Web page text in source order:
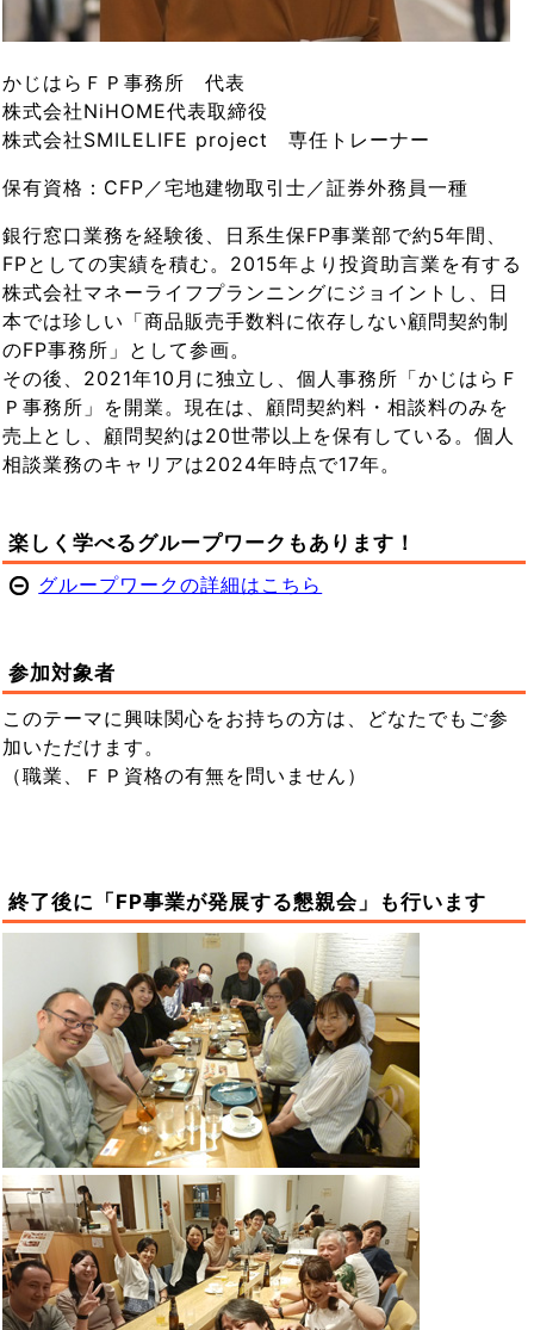
かじはらＦＰ事務所 代表
株式会社NiHOME代表取締役
株式会社SMILELIFE project 専任トレーナー
保有資格：CFP／宅地建物取引士／証券外務員一種
銀行窓口業務を経験後、日系生保FP事業部で約5年間、
FPとしての実績を積む。2015年より投資助言業を有する
株式会社マネーライフプランニングにジョイントし、日
本では珍しい「商品販売手数料に依存しない顧問契約制
のFP事務所」として参画。
その後、2021年10月に独立し、個人事務所「かじはらＦ
Ｐ事務所」を開業。現在は、顧問契約料・相談料のみを
売上とし、顧問契約は20世帯以上を保有している。個人
相談業務のキャリアは2024年時点で17年。
楽しく学べるグループワークもあります！
グループワークの詳細はこちら
参加対象者
このテーマに興味関心をお持ちの方は、どなたでもご参
加いただけます。
（職業、ＦＰ資格の有無を問いません）
終了後に「FP事業が発展する懇親会」も行います